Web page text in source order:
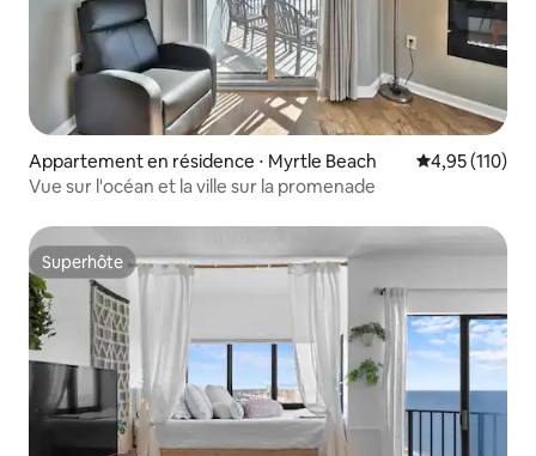
Appartement en résidence ⋅ Myrtle Beach Évaluation
4,95 (110)
Vue sur l'océan et la ville sur la promenade
Superhôte
Superhôte